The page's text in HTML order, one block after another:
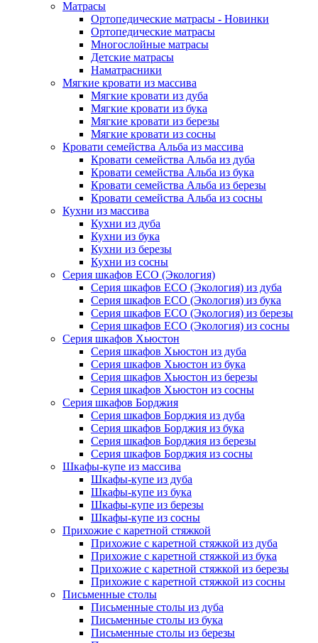
Матрасы
Ортопедические матрасы - Новинки
Ортопедические матрасы
Многослойные матрасы
Детские матрасы
Наматрасники
Мягкие кровати из массива
Мягкие кровати из дуба
Мягкие кровати из бука
Мягкие кровати из березы
Мягкие кровати из сосны
Кровати семейства Альба из массива
Кровати семейства Альба из дуба
Кровати семейства Альба из бука
Кровати семейства Альба из березы
Кровати семейства Альба из сосны
Кухни из массива
Кухни из дуба
Кухни из бука
Кухни из березы
Кухни из сосны
Серия шкафов ECO (Экология)
Серия шкафов ECO (Экология) из дуба
Серия шкафов ECO (Экология) из бука
Серия шкафов ECO (Экология) из березы
Серия шкафов ECO (Экология) из сосны
Серия шкафов Хьюстон
Серия шкафов Хьюстон из дуба
Серия шкафов Хьюстон из бука
Серия шкафов Хьюстон из березы
Серия шкафов Хьюстон из сосны
Серия шкафов Борджия
Серия шкафов Борджия из дуба
Серия шкафов Борджия из бука
Серия шкафов Борджия из березы
Серия шкафов Борджия из сосны
Шкафы-купе из массива
Шкафы-купе из дуба
Шкафы-купе из бука
Шкафы-купе из березы
Шкафы-купе из сосны
Прихожие с каретной стяжкой
Прихожие с каретной стяжкой из дуба
Прихожие с каретной стяжкой из бука
Прихожие с каретной стяжкой из березы
Прихожие с каретной стяжкой из сосны
Письменные столы
Письменные столы из дуба
Письменные столы из бука
Письменные столы из березы